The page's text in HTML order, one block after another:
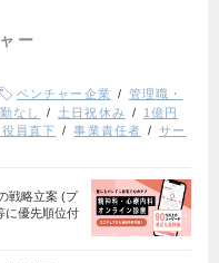
ー
ベンチャー企業
管理職・
なし 土日祝休み
1億円
員直下 事業責任者
サー
戦略立案 (プ
に優先順位付